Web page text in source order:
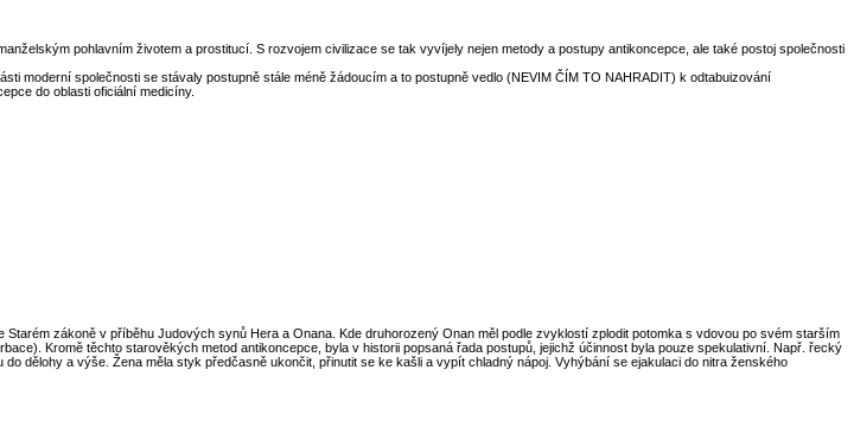
pohlavním životem a prostitucí. S rozvojem civilizace se tak vyvíjely nejen metody a postupy antikoncepce, ale také postoj společnosti
moderní společnosti se stávaly postupně stále méně žádoucím a to postupně vedlo (NEVIM ČÍM TO NAHRADIT) k odtabuizování
do oblasti oficiální medicíny.
zákoně v příběhu Judových synů Hera a Onana. Kde druhorozený Onan měl podle zvyklostí zplodit potomka s vdovou po svém starším
Kromě těchto starověkých metod antikoncepce, byla v historii popsaná řada postupů, jejichž účinnost byla pouze spekulativní. Např. řecký
dělohy a výše. Žena měla styk předčasně ukončit, přinutit se ke kašli a vypít chladný nápoj. Vyhýbání se ejakulaci do nitra ženského